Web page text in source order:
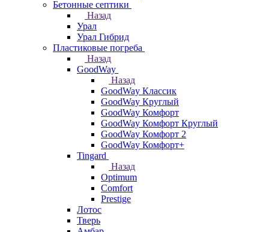
Бетонные септики
Назад
Урал
Урал Гибрид
Пластиковые погреба
Назад
GoodWay
Назад
GoodWay Классик
GoodWay Круглый
GoodWay Комфорт
GoodWay Комфорт Круглый
GoodWay Комфорт 2
GoodWay Комфорт+
Tingard
Назад
Optimum
Comfort
Prestige
Лотос
Тверь